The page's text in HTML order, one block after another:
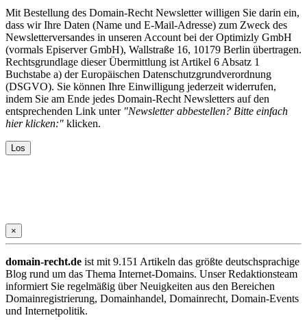
Mit Bestellung des Domain-Recht Newsletter willigen Sie darin ein,
dass wir Ihre Daten (Name und E-Mail-Adresse) zum Zweck des
Newsletterversandes in unseren Account bei der Optimizly GmbH
(vormals Episerver GmbH), Wallstraße 16, 10179 Berlin übertragen.
Rechtsgrundlage dieser Übermittlung ist Artikel 6 Absatz 1
Buchstabe a) der Europäischen Datenschutzgrundverordnung
(DSGVO). Sie können Ihre Einwilligung jederzeit widerrufen,
indem Sie am Ende jedes Domain-Recht Newsletters auf den
entsprechenden Link unter "Newsletter abbestellen? Bitte einfach
hier klicken:" klicken.
×
domain-recht.de ist mit 9.151 Artikeln das größte deutschsprachige
Blog rund um das Thema Internet-Domains. Unser Redaktionsteam
informiert Sie regelmäßig über Neuigkeiten aus den Bereichen
Domainregistrierung, Domainhandel, Domainrecht, Domain-Events
und Internetpolitik.